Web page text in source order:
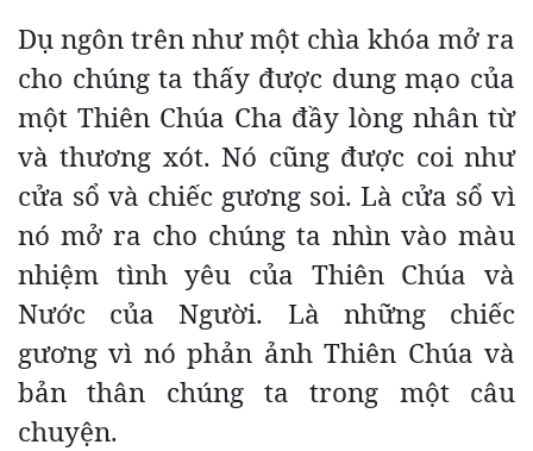
Dụ ngôn trên như một chìa khóa mở ra
cho chúng ta thấy được dung mạo của
một Thiên Chúa Cha đầy lòng nhân từ
và thương xót. Nó cũng được coi như
cửa sổ và chiếc gương soi. Là cửa sổ vì
nó mở ra cho chúng ta nhìn vào màu
nhiệm tình yêu của Thiên Chúa và
Nước của Người. Là những chiếc
gương vì nó phản ảnh Thiên Chúa và
bản thân chúng ta trong một câu
chuyện.